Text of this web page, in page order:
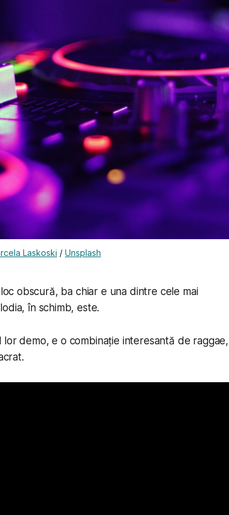
Laskoski / Unsplash
obscură, ba chiar e una dintre cele mai
în schimb, este.
demo, e o combinație interesantă de raggae,